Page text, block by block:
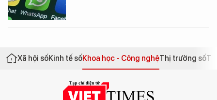
Xã hội sốKinh tế sốKhoa học - Công nghệThị trường số